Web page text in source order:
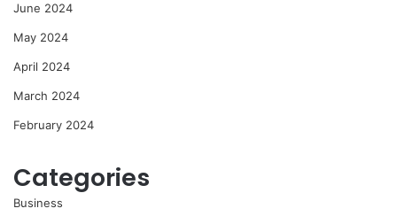
June 2024
May 2024
April 2024
March 2024
February 2024
Categories
Business